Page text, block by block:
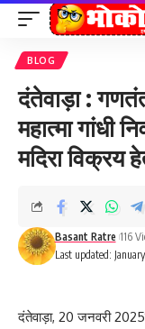
BLOG
दंतेवाड़ा :
महात्मा गांधी
मदिरा विक्रय
Last updated:
Basant Ratre 116
दंतेवाड़ा, 20 जनवरी